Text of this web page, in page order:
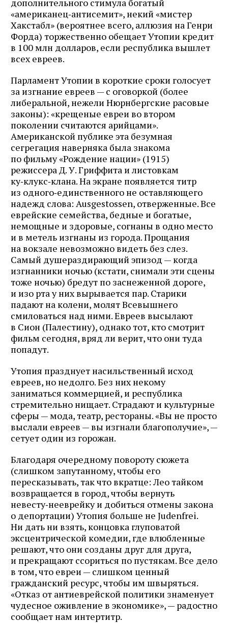
дополнительного стимула богатый
«американец‑антисемит», некий «мистер
Хакстабл» (вероятнее всего, аллюзия на Генри
Форда) торжественно обещает Утопии кредит
в 100 млн долларов, если республика вышлет
всех евреев.
Парламент Утопии в короткие сроки голосует
за изгнание евреев — с оговоркой (более
либеральной, нежели Нюрнбергские расовые
законы): «крещеные евреи во втором
поколении считаются арийцами».
Американской публике эта безумная
сегрегация наверняка была знакома
по фильму «Рождение нации» (1915)
режиссера Д. У. Гриффита и листовкам
ку‑клукс‑клана. На экране появляется титр
из одного‑единственного не оставляющего
надежд слова: Ausgestossen, отверженные. Все
еврейские семейства, бедные и богатые,
немощные и здоровые, согнаны в одно место
и в метель изгнаны из города. Прощания
на вокзале невозможно видеть без слез.
Самый душераздирающий эпизод — когда
изгнанники ночью (кстати, снимали эти сцены
тоже ночью) бредут по заснеженной дороге,
и изо рта у них вырывается пар. Старики
падают на колени, молят Всевышнего
смиловаться над ними. Евреев высылают
в Сион (Палестину), однако тот, кто смотрит
фильм сегодня, вряд ли верит, что они туда
попадут.
Утопия празднует насильственный исход
евреев, но недолго. Без них некому
заниматься коммерцией, и республика
стремительно нищает. Страдают и культурные
сферы — мода, театр, рестораны. «Вы не просто
выслали евреев — вы изгнали благополучие», —
сетует один из горожан.
Благодаря очередному повороту сюжета
(слишком запутанному, чтобы его
пересказывать, так что вкратце: Лео тайком
возвращается в город, чтобы вернуть
невесту‑нееврейку и добиться отмены закона
о депортации) Утопия больше не Judenfrei.
Ни дать ни взять, концовка глуповатой
эксцентрической комедии, где влюбленные
решают, что они созданы друг для друга,
и прекращают ссориться по пустякам. Все дело
в том, что евреи — слишком ценный
гражданский ресурс, чтобы им швыряться.
«Отказ от антиеврейской политики знаменует
чудесное оживление в экономике», — радостно
сообщает нам интертитр.